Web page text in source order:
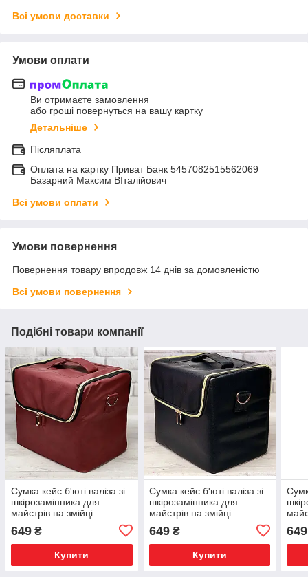
Всі умови доставки
Умови оплати
Ви отримаєте замовлення
або гроші повернуться на вашу картку
Детальніше
Післяплата
Оплата на картку Приват Банк 5457082515562069
Базарний Максим ВІталійович
Всі умови оплати
Умови повернення
Повернення товару впродовж 14 днів за домовленістю
Всі умови повернення
Подібні товари компанії
Сумка кейс б'юті валіза зі
шкірозамінника для
майстрів на змійці
649 ₴
Купити
Сумка кейс б'юті валіза зі
шкірозамінника для
майстрів на змійці
649₴
Купити
649